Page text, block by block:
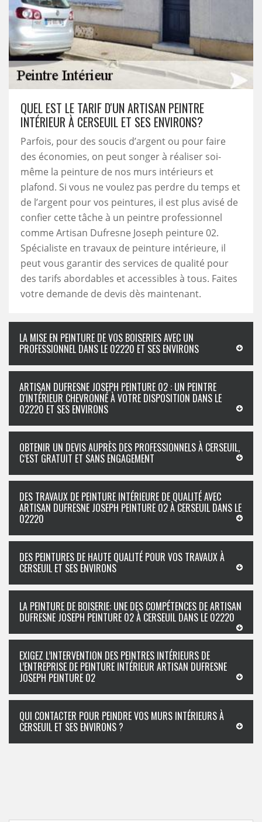
QUEL EST LE TARIF D'UN ARTISAN PEINTRE
INTÉRIEUR À CERSEUIL ET SES ENVIRONS?
Parfois, pour des soucis d’argent ou pour faire
des économies, on peut songer à réaliser soi-
même la peinture de nos murs intérieurs et
plafond. Si vous ne voulez pas perdre du temps et
de l’argent pour vos peintures, il est plus avisé de
confier cette tâche à un peintre professionnel
comme Artisan Dufresne Joseph peinture 02.
Spécialiste en travaux de peinture intérieure, il
peut vous garantir des services de qualité pour
des tarifs abordables et accessibles à tous. Faites
votre demande de devis dès maintenant.
LA MISE EN PEINTURE DE VOS BOISERIES AVEC UN
PROFESSIONNEL DANS LE 02220 ET SES ENVIRONS
ARTISAN DUFRESNE JOSEPH PEINTURE 02 : UN PEINTRE
D'INTÉRIEUR CHEVRONNÉ À VOTRE DISPOSITION DANS LE
02220 ET SES ENVIRONS
OBTENIR UN DEVIS AUPRÈS DES PROFESSIONNELS À CERSEUIL,
C’EST GRATUIT ET SANS ENGAGEMENT
DES TRAVAUX DE PEINTURE INTÉRIEURE DE QUALITÉ AVEC
ARTISAN DUFRESNE JOSEPH PEINTURE 02 À CERSEUIL DANS LE
02220
DES PEINTURES DE HAUTE QUALITÉ POUR VOS TRAVAUX À
CERSEUIL ET SES ENVIRONS
LA PEINTURE DE BOISERIE: UNE DES COMPÉTENCES DE ARTISAN
DUFRESNE JOSEPH PEINTURE 02 À CERSEUIL DANS LE 02220
EXIGEZ L’INTERVENTION DES PEINTRES INTÉRIEURS DE
L’ENTREPRISE DE PEINTURE INTÉRIEUR ARTISAN DUFRESNE
JOSEPH PEINTURE 02
QUI CONTACTER POUR PEINDRE VOS MURS INTÉRIEURS À
CERSEUIL ET SES ENVIRONS ?